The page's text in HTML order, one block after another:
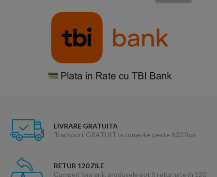
LIVRARE GRATUITA
Transport GRATUIT la comezile peste 600 Ron
RETUR 120 ZILE
Cumperi fara griji, produsele pot fi returnate in 120